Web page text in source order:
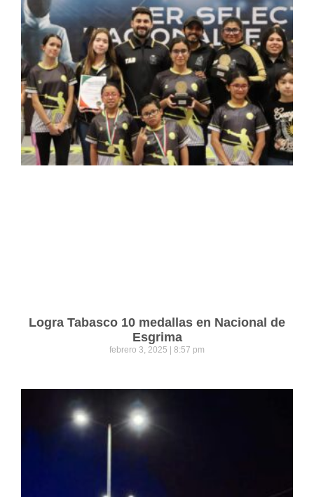
Logra Tabasco 10 medallas en Nacional de
Esgrima
febrero 3, 2025 8:57 pm